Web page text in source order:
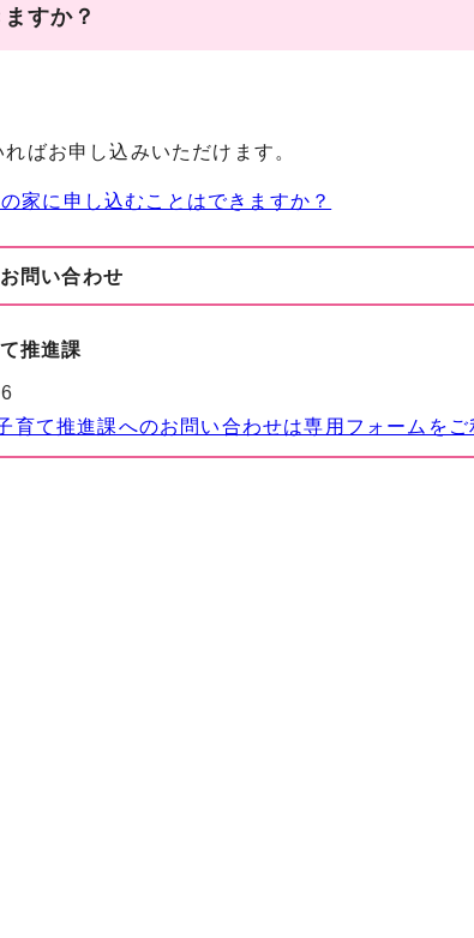
すか？
ばお申し込みいただけます。
家に申し込むことはできますか？
お問い合わせ
推進課
て推進課へのお問い合わせは専用フォームをご